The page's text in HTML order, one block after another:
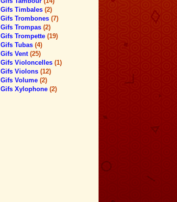
Gifs Timbales (2)
Gifs Trombones (7)
Gifs Trompas (2)
Gifs Trompette (19)
Gifs Tubas (4)
Gifs Vent (25)
Gifs Violoncelles (1)
Gifs Violons (12)
Gifs Volume (2)
Gifs Xylophone (2)